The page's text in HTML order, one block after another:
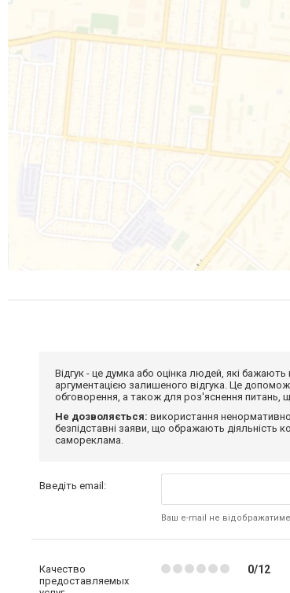
Відгук - це думка або оцінка людей, які
аргументацією залишеного відгука. Це
обговорення, а також для роз'яснення питань,
Не дозволяється: використання
безпідставні заяви, що ображають діяльність
самореклама.
Введіть email:
Ваш e-mail не
Качество
предоставляемых
0/12